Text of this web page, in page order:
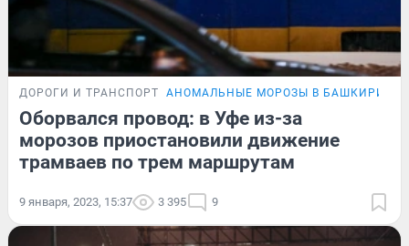
ДОРОГИ И ТРАНСПОРТ АНОМАЛЬНЫЕ МОРОЗЫ В БАШКИРИИ
Оборвался провод: в Уфе из-за
морозов приостановили движение
трамваев по трем маршрутам
9 января, 2023, 15:37 3 395 9